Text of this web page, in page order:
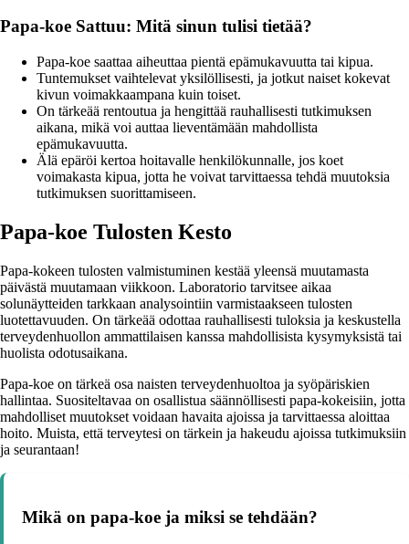
Papa-koe Sattuu: Mitä sinun tulisi tietää?
Papa-koe saattaa aiheuttaa pientä epämukavuutta tai kipua.
Tuntemukset vaihtelevat yksilöllisesti, ja jotkut naiset kokevat
kivun voimakkaampana kuin toiset.
On tärkeää rentoutua ja hengittää rauhallisesti tutkimuksen
aikana, mikä voi auttaa lieventämään mahdollista
epämukavuutta.
Älä epäröi kertoa hoitavalle henkilökunnalle, jos koet
voimakasta kipua, jotta he voivat tarvittaessa tehdä muutoksia
tutkimuksen suorittamiseen.
Papa-koe Tulosten Kesto
Papa-kokeen tulosten valmistuminen kestää yleensä muutamasta
päivästä muutamaan viikkoon. Laboratorio tarvitsee aikaa
solunäytteiden tarkkaan analysointiin varmistaakseen tulosten
luotettavuuden. On tärkeää odottaa rauhallisesti tuloksia ja keskustella
terveydenhuollon ammattilaisen kanssa mahdollisista kysymyksistä tai
huolista odotusaikana.
Papa-koe on tärkeä osa naisten terveydenhuoltoa ja syöpäriskien
hallintaa. Suositeltavaa on osallistua säännöllisesti papa-kokeisiin, jotta
mahdolliset muutokset voidaan havaita ajoissa ja tarvittaessa aloittaa
hoito. Muista, että terveytesi on tärkein ja hakeudu ajoissa tutkimuksiin
ja seurantaan!
Mikä on papa-koe ja miksi se tehdään?